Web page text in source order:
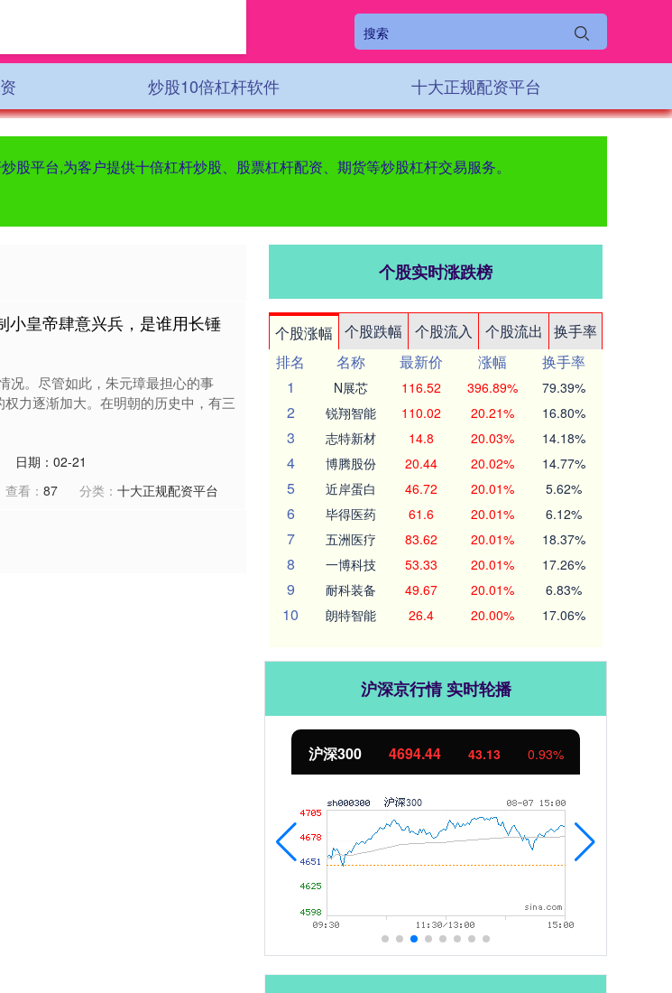
炒股10倍杠杆软件 十大正规配资平台
平台,为客户提供十倍杠杆炒股、股票杠杆配资、期货等炒股杠杆交易服务。
小皇帝肆意兴兵，是谁用长锤
况。尽管如此，朱元璋最担心的事
力逐渐加大。在明朝的历史中，有三
日期：02-21
查看： 87 分类： 十大正规配资平台
个股实时涨跌榜
个股涨幅 个股跌幅 个股流入 个股流出
换手率
排名
名称 最新价 涨幅
换手率
1
N展芯 116.52 396.89% 79.39%
2 锐翔智能 110.02 20.21% 16.80%
3 志特新材 14.8 20.03% 14.18%
4 博腾股份 20.44 20.02% 14.77%
5 近岸蛋白 46.72 20.01% 5.62%
6 毕得医药 61.6 20.01% 6.12%
7 五洲医疗 83.62 20.01% 18.37%
8 一博科技 53.33 20.01% 17.26%
9 耐科装备 49.67 20.01% 6.83%
10 朗特智能 26.4 20.00% 17.06%
沪深京行情 实时轮播
北证50 1134.24 11.37 1.01%